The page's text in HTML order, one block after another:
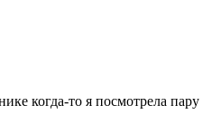
когда-то я посмотрела пару